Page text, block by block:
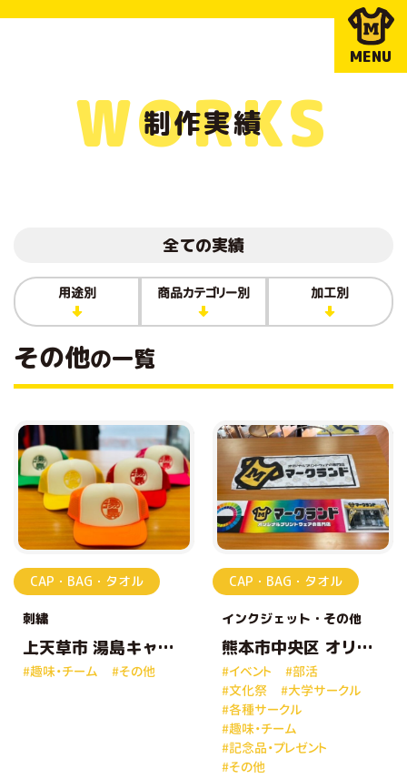
MENU
制作実績
WORKS
全ての実績
用途別 商品カテゴリー別 加工別
その他の一覧
CAP・BAG・タオル
刺繍
上天草市 湯島キャッ
プ
#趣味・チーム #その他
CAP・BAG・タオル
インクジェット その他
熊本市中央区 オリジ
ナルタオル
#イベント
#部活
#文化祭
#大学サークル
#各種サークル
#趣味・チーム
#記念品・プレゼント
#その他